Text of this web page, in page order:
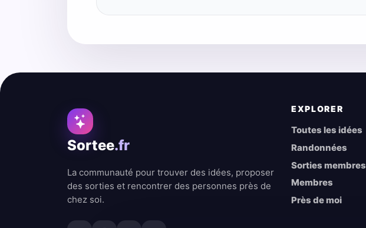
Sortee.fr
La communauté pour trouver des idées, proposer
des sorties et rencontrer des personnes près de
chez soi.
EXPLORER
Toutes les idées
Randonnées
Sorties membres
Membres
Près de moi